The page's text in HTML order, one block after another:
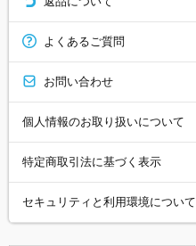
よくあるご質問
お問い合わせ
個人情報のお取り扱いについて
特定商取引法に基づく表示
セキュリティと利用環境について